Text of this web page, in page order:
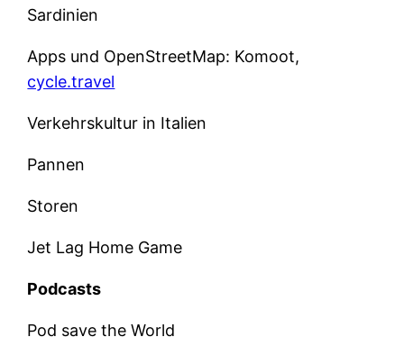
Sardinien
Apps und OpenStreetMap: Komoot,
cycle.travel
Verkehrskultur in Italien
Pannen
Storen
Jet Lag Home Game
Podcasts
Pod save the World